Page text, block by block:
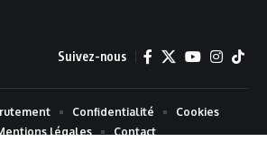
Suivez-nous
Confidentialité
Cookies
légales
Contact